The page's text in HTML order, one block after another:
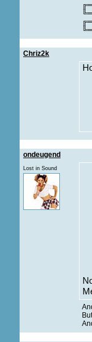
Chriz2k
ondeugend
Lost in Sound